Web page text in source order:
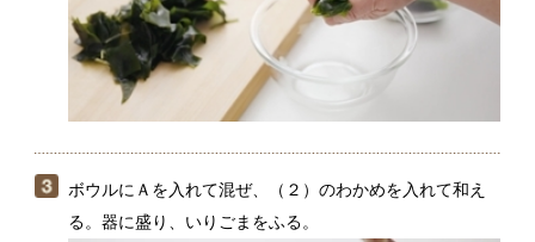
る。器に盛り、いりごまをふる。